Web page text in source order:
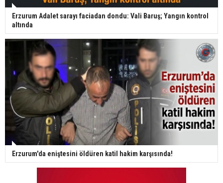
Erzurum Adalet sarayı faciadan dondu: Vali Baruş; Yangın kontrol
altında
Erzurum'da eniştesini öldüren katil hakim karşısında!